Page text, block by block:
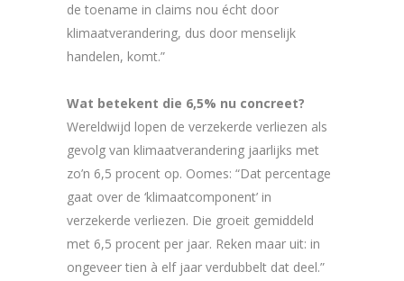
de toename in claims nou écht door
klimaatverandering, dus door menselijk
handelen, komt.”
Wat betekent die 6,5% nu concreet?
Wereldwijd lopen de verzekerde verliezen als
gevolg van klimaatverandering jaarlijks met
zo’n 6,5 procent op. Oomes: “Dat percentage
gaat over de ‘klimaatcomponent’ in
verzekerde verliezen. Die groeit gemiddeld
met 6,5 procent per jaar. Reken maar uit: in
ongeveer tien à elf jaar verdubbelt dat deel.”